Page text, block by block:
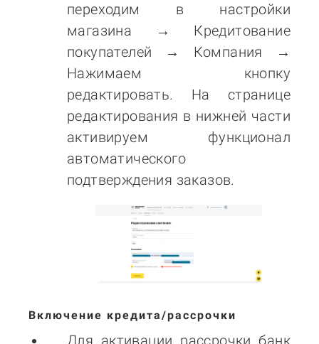
переходим в настройки
магазина
→
Кредитование
покупателей
→
Компания →
Нажимаем кнопку
редактировать. На странице
редактирования в нижней части
активируем функционал
автоматического
подтверждения заказов.
Включение кредита/рассрочки
Для активации рассрочки банк